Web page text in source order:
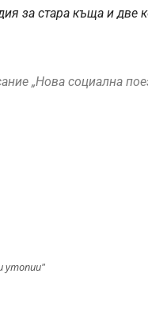
за стара къща и две
„Нова социална
утопии"